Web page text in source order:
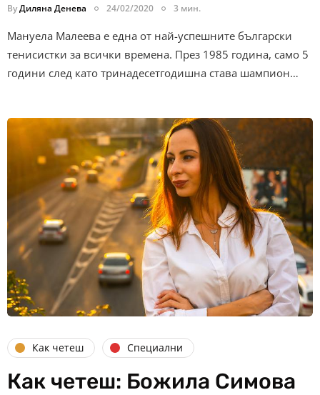
ByДиляна Денева 24/02/2020 3 мин.
Мануела Малеева е една от най-успешните български
тенисистки за всички времена. През 1985 година, само 5
години след като тринадесетгодишна става шампион…
Как четеш Специални
Как четеш: Божила Симова